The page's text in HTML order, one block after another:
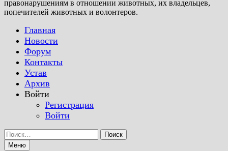
правонарушениям в отношении животных, их владельцев,
попечителей животных и волонтеров.
Главная
Новости
Форум
Контакты
Устав
Архив
Войти
Регистрация
Войти
Найти:
Меню